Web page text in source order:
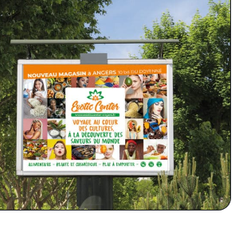
EXOTIC CENTER
publicitaire 4x3m